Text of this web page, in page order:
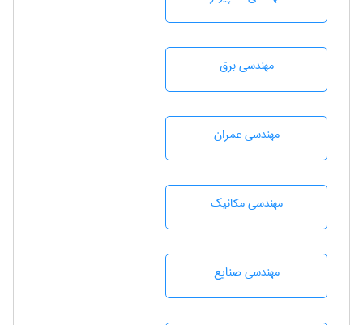
مهندسی برق
مهندسی عمران
مهندسی مکانیک
مهندسی صنايع